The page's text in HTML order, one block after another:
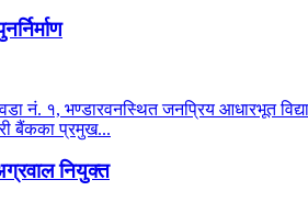
वडा नं. १, भण्डारवनस्थित जनप्रिय आधारभूत
बैंकका प्रमुख...
नियुक्त